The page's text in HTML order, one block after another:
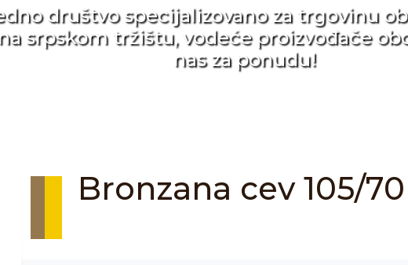
društvo specijalizovano za trgovinu
srpskom tržištu, vodeće proizvođače
nas za ponudu!
Bronzana cev 105/